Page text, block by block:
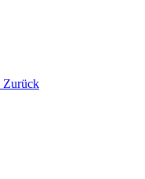
Zurück